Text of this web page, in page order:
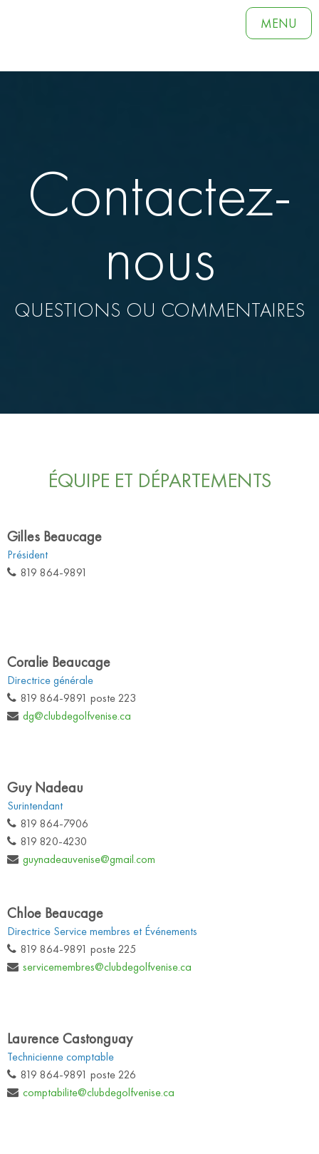
MENU
Contactez-
nous
QUESTIONS OU COMMENTAIRES
ÉQUIPE ET DÉPARTEMENTS
Gilles Beaucage
Président
819 864-9891
Coralie Beaucage
Directrice générale
819 864-9891 poste 223
dg@clubdegolfvenise.ca
Guy Nadeau
Surintendant
819 864-7906
819 820-4230
guynadeauvenise@gmail.com
Chloe Beaucage
Directrice Service membres et Événements
819 864-9891 poste 225
servicemembres@clubdegolfvenise.ca
Laurence Castonguay
Technicienne comptable
819 864-9891 poste 226
comptabilite@clubdegolfvenise.ca